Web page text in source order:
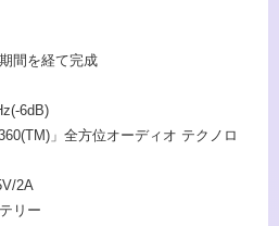
間を経て完成
6dB)
」全方位オーディオ テクノロ
2A
リー